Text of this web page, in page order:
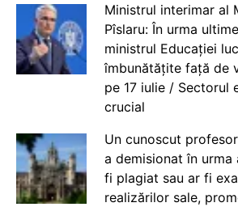
Ministrul interimar al
Pîslaru: În urma
ministrul Educației
îmbunătățite față de
pe 17 iulie / Sectorul
crucial
Un cunoscut
a demisionat în
fi plagiat sau ar fi
realizărilor sale,